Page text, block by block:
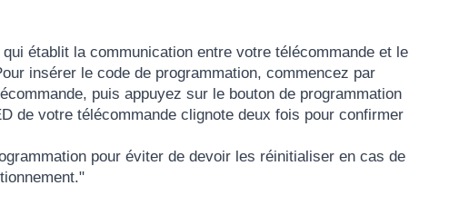
établit la communication entre votre télécommande et le
insérer le code de programmation, commencez par
puis appuyez sur le bouton de programmation
de votre télécommande clignote deux fois pour confirmer
pour éviter de devoir les réinitialiser en cas de